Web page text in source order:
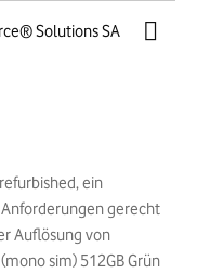
Solutions SA
ein
gerecht
Auflösung von
sim) 512GB Grün